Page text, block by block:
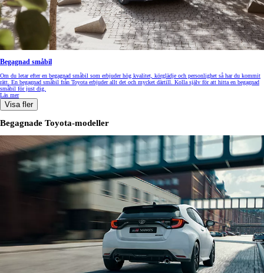
Begagnad småbil
Om du letar efter en begagnad småbil som erbjuder hög kvalitet, körglädje och personlighet så har du kommit
rätt. En begagnad småbil från Toyota erbjuder allt det och mycket därtill. Kolla själv för att hitta en begagnad
småbil för just dig.
Läs mer
Visa fler
Begagnade Toyota-modeller